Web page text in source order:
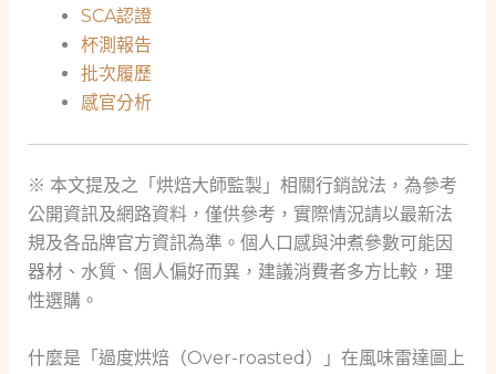
SCA認證
杯測報告
批次履歷
感官分析
※ 本文提及之「烘焙大師監製」相關行銷說法，為參考
公開資訊及網路資料，僅供參考，實際情況請以最新法
規及各品牌官方資訊為準。個人口感與沖煮參數可能因
器材、水質、個人偏好而異，建議消費者多方比較，理
性選購。
什麼是「過度烘焙（Over-roasted）」在風味雷達圖上